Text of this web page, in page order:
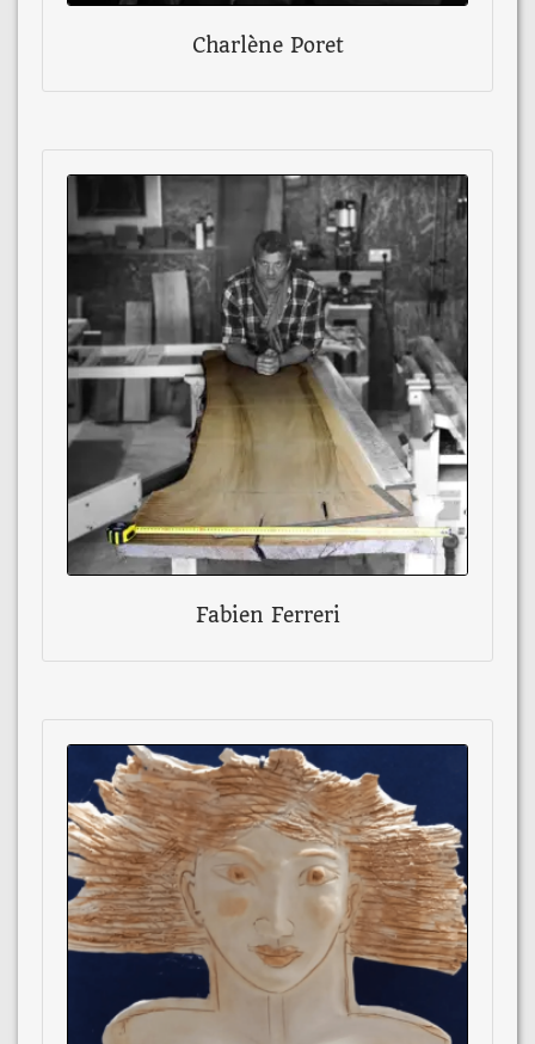
Charlène Poret
Fabien Ferreri